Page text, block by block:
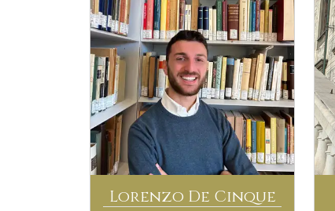
Lorenzo De Cinque